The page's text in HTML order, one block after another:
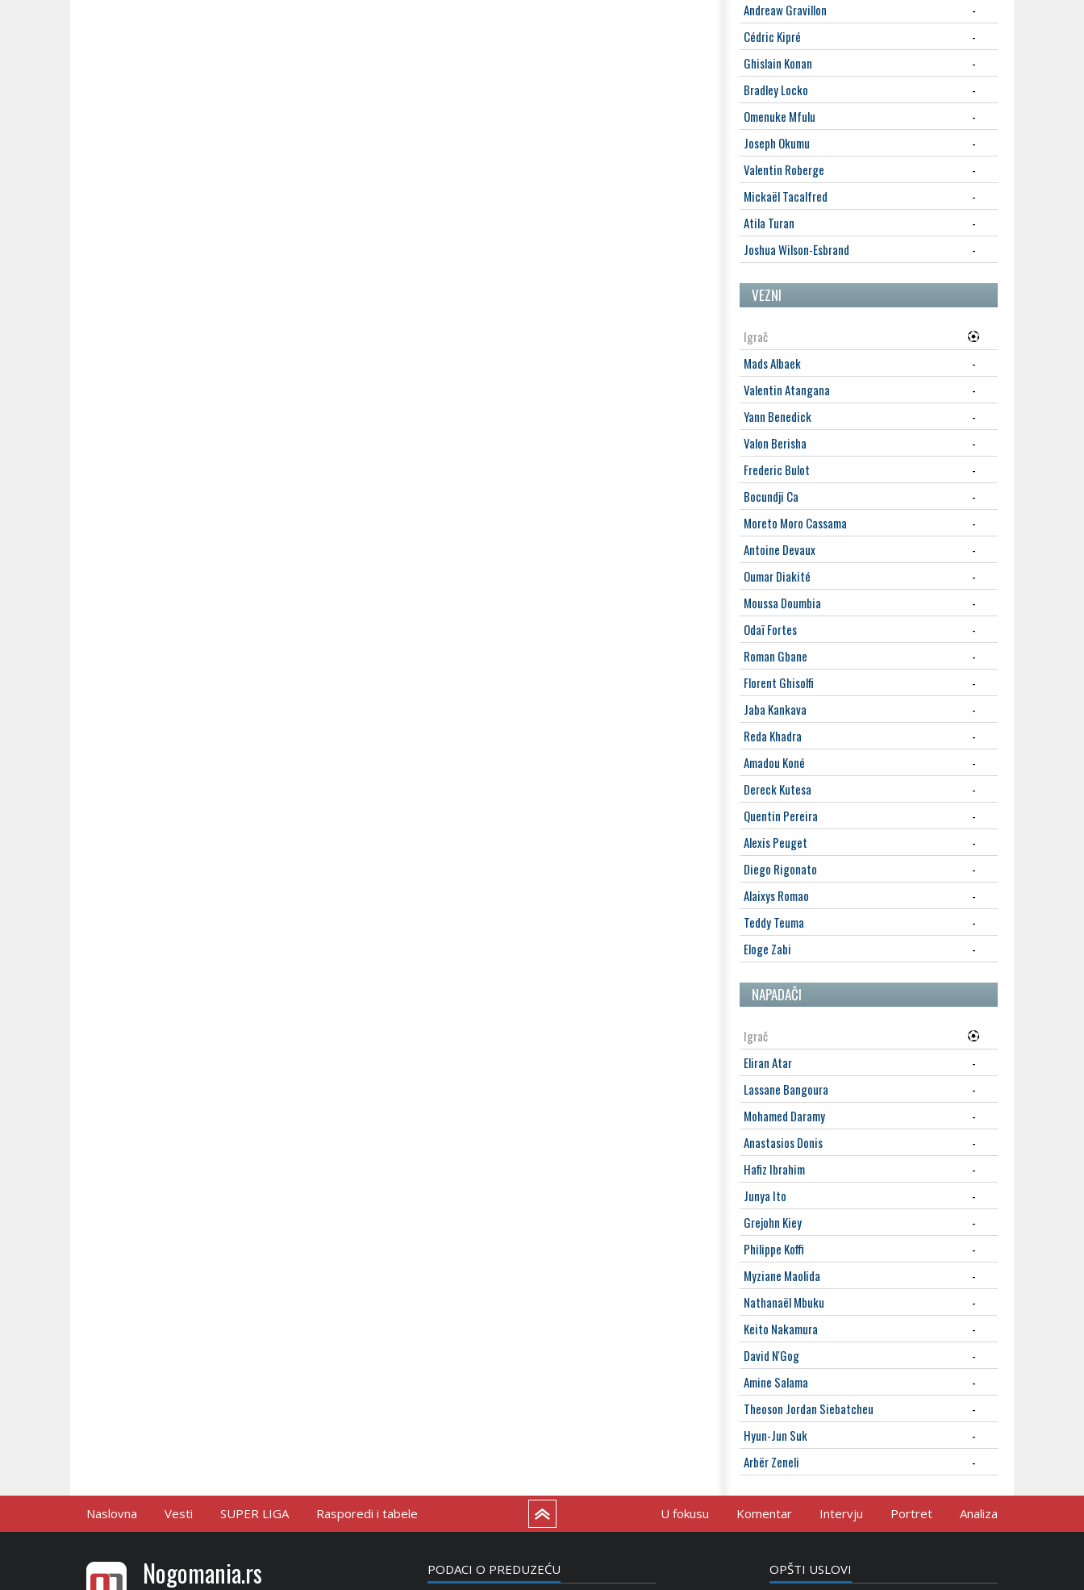
Andreaw Gravillon
-
Cédric Kipré
-
Ghislain Konan
-
Bradley Locko
-
Omenuke Mfulu
-
Joseph Okumu
-
Valentin Roberge
-
Mickaël Tacalfred
-
Atila Turan
-
Joshua Wilson-Esbrand
-
VEZNI
Igrač
Mads Albaek
-
Valentin Atangana
-
Yann Benedick
-
Valon Berisha
-
Frederic Bulot
-
Bocundji Ca
-
Moreto Moro Cassama
-
Antoine Devaux
-
Oumar Diakité
-
Moussa Doumbia
-
Odaï Fortes
-
Roman Gbane
-
Florent Ghisolfi
-
Jaba Kankava
-
Reda Khadra
-
Amadou Koné
-
Dereck Kutesa
-
Quentin Pereira
-
Alexis Peuget
-
Diego Rigonato
-
Alaixys Romao
-
Teddy Teuma
-
Eloge Zabi
-
NAPADAČI
Igrač
Eliran Atar
-
Lassane Bangoura
-
Mohamed Daramy
-
Anastasios Donis
-
Hafiz Ibrahim
-
Junya Ito
-
Grejohn Kiey
-
Philippe Koffi
-
Myziane Maolida
-
Nathanaël Mbuku
-
Keito Nakamura
-
David N'Gog
-
Amine Salama
-
Theoson Jordan Siebatcheu
-
Hyun-Jun Suk
-
Arbër Zeneli
-
Naslovna Vesti SUPER LIGA Rasporedi i tabele U fokusu Komentar Intervju Portret Analiza
Nogomania.rs PODACI O PREDUZEĆU OPŠTI USLOVI